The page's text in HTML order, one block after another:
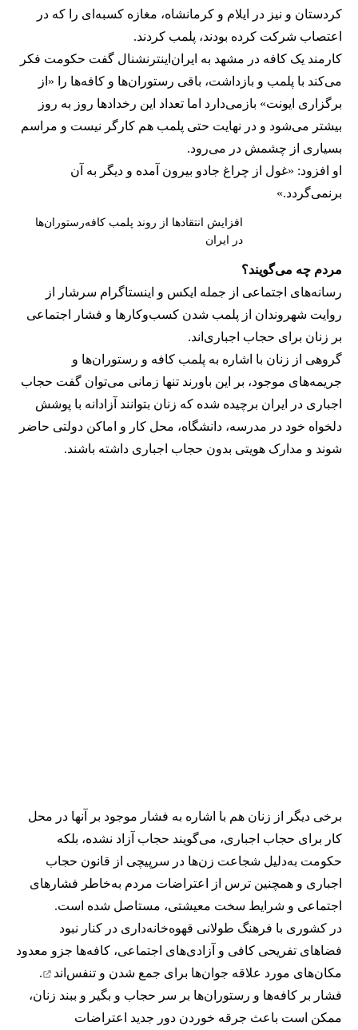
کردستان و نیز در ایلام و کرمانشاه، مغازه کسبه‌ای را که در
اعتصاب شرکت کرده بودند، پلمب کردند.
کارمند یک کافه در مشهد به ایران‌اینترنشنال گفت حکومت فکر
می‌کند با پلمب و بازداشت، باقی رستوران‌ها و کافه‌ها را «از
برگزاری ایونت» بازمی‌دارد اما تعداد این رخدادها روز به روز
بیشتر می‌شود و در نهایت حتی پلمب هم کارگر نیست و مراسم
بسیاری از چشمش در می‌رود.
او افزود: «غول از چراغ جادو بیرون آمده و دیگر به آن
برنمی‎‌گردد.»
افزایش انتقادها از روند پلمب کافه‌رستوران‌ها
در ایران
مردم چه می‌گویند؟
رسانه‎‌های اجتماعی از جمله ایکس و اینستاگرام سرشار از
روایت شهروندان از پلمب شدن کسب‌وکارها و فشار اجتماعی
بر زنان برای حجاب اجباری‌اند.
گروهی از زنان با اشاره به پلمب کافه و رستوران‌ها و
جریمه‌های موجود، بر این باورند تنها زمانی می‌توان گفت حجاب
اجباری در ایران برچیده شده که زنان بتوانند آزادانه با پوشش
دلخواه خود در مدرسه، دانشگاه، محل کار و اماکن دولتی حاضر
شوند و مدارک هویتی بدون حجاب اجباری داشته باشند.
برخی دیگر از زنان هم با اشاره به فشار موجود بر آنها در محل
کار برای حجاب اجباری، می‌گویند حجاب آزاد نشده، بلکه
حکومت به‌دلیل شجاعت زن‌ها در سرپیچی از قانون حجاب
اجباری و همچنین ترس از اعتراضات مردم به‌خاطر فشارهای
اجتماعی و شرایط سخت معیشتی، مستاصل شده است.
در کشوری با فرهنگ طولانی قهوه‌‌خانه‌داری در کنار نبود
فضاهای تفریحی کافی و آزادی‌های اجتماعی، کافه‌ها جزو معدود
مکان‌های مورد علاقه جوان‌ها برای جمع شدن و تنفس‌اند
.
فشار بر کافه‌ها و رستوران‌ها بر سر حجاب و بگیر و ببند زنان،
ممکن است باعث جرقه خوردن دور جدید اعتراضات